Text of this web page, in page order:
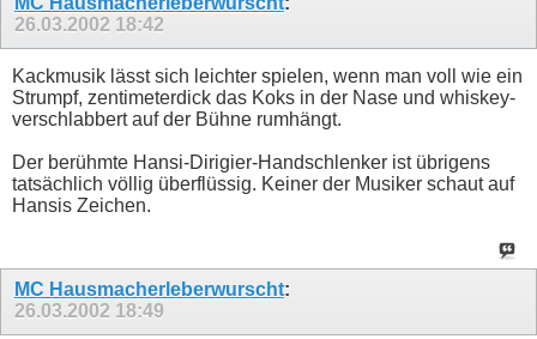
26.03.2002 18:42
Kackmusik lässt sich leichter spielen, wenn man voll wie ein
Strumpf, zentimeterdick das Koks in der Nase und whiskey-
verschlabbert auf der Bühne rumhängt.
Der berühmte Hansi-Dirigier-Handschlenker ist übrigens
tatsächlich völlig überflüssig. Keiner der Musiker schaut auf
Hansis Zeichen.
MC Hausmacherleberwurscht:
26.03.2002 18:49